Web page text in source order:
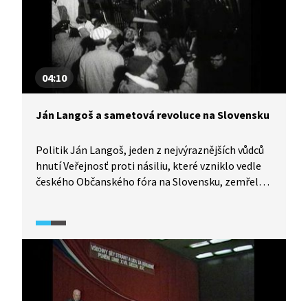
Czech Press Photo.
04:10
Ján Langoš a sametová revoluce na Slovensku
Politik Ján Langoš, jeden z nejvýraznějších vůdců
hnutí Veřejnosť proti násiliu, které vzniklo vedle
českého Občanského fóra na Slovensku, zemřel
a na éru komunismu, ve které žil. Na Slovensku byl
výrazným představitelem sametové revoluce,
poté byl zvolen ministrem vnitra. Nikdy se svých
zásad nevzdal, nepřestal usilovat o pojmenování
a zmapování temných stránek naší minulosti, byl